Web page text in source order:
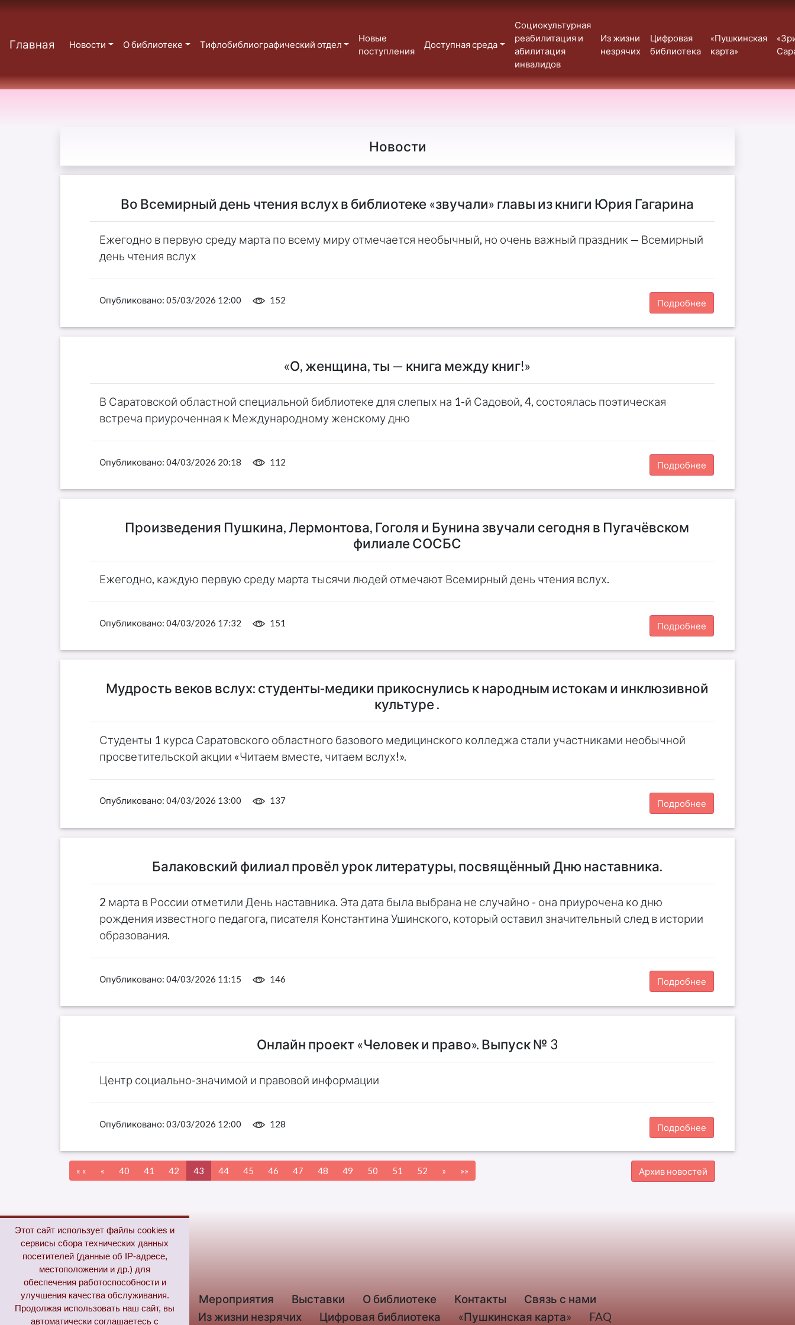
Главная Новости О библиотеке Тифлобиблиографический отдел
Новые
поступления
Доступная среда
Социокультурная
реабилитация и
абилитация
инвалидов
Из жизни
незрячих
Цифровая
библиотека
«Пушкинская
карта»
Новости
Во Всемирный день чтения вслух в библиотеке «звучали» главы из книги Юрия Гагарина
Ежегодно в первую среду марта по всему миру отмечается необычный, но очень важный праздник — Всемирный
день чтения вслух
Опубликовано:05/03/2026 12:00 152 Подробнее
«О, женщина, ты — книга между книг!»
В Саратовской областной специальной библиотеке для слепых на 1-й Садовой, 4, состоялась поэтическая
встреча приуроченная к Международному женскому дню
Опубликовано:04/03/2026 20:18 112 Подробнее
Произведения Пушкина, Лермонтова, Гоголя и Бунина звучали сегодня в Пугачёвском
филиале СОСБС
Ежегодно, каждую первую среду марта тысячи людей отмечают Всемирный день чтения вслух.
Опубликовано:04/03/2026 17:32 151 Подробнее
Мудрость веков вслух: студенты-медики прикоснулись к народным истокам и инклюзивной
культуре .
Студенты 1 курса Саратовского областного базового медицинского колледжа стали участниками необычной
просветительской акции «Читаем вместе, читаем вслух!».
Опубликовано:04/03/2026 13:00 137 Подробнее
Балаковский филиал провёл урок литературы, посвящённый Дню наставника.
2 марта в России отметили День наставника. Эта дата была выбрана не случайно - она приурочена ко дню
рождения известного педагога, писателя Константина Ушинского, который оставил значительный след в истории
образования.
Опубликовано:04/03/2026 11:15 146 Подробнее
Онлайн проект «Человек и право». Выпуск № 3
Центр социально-значимой и правовой информации
Опубликовано:03/03/2026 12:00 128 Подробнее
« « « 40 41 42 43 44 45 46 47 48 49 50 51 52 » »» Архив новостей
Этот сайт использует файлы cookies и
сервисы сбора технических данных
посетителей (данные об IP-адресе,
местоположении и др.) для
обеспечения работоспособности и
улучшения качества обслуживания.
Продолжая использовать наш сайт, вы
автоматически соглашаетесь с
Полное меню
Главная Новости Мероприятия Выставки О библиотеке Контакты
Связь с нами
Новые поступления
Из жизни незрячих Цифровая библиотека «Пушкинская карта» FAQ